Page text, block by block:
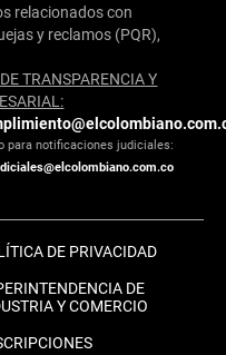
relacionados con
y reclamos (PQR),
TRANSPARENCIA Y
para notificaciones judiciales:
DE PRIVACIDAD
DE
Y COMERCIO